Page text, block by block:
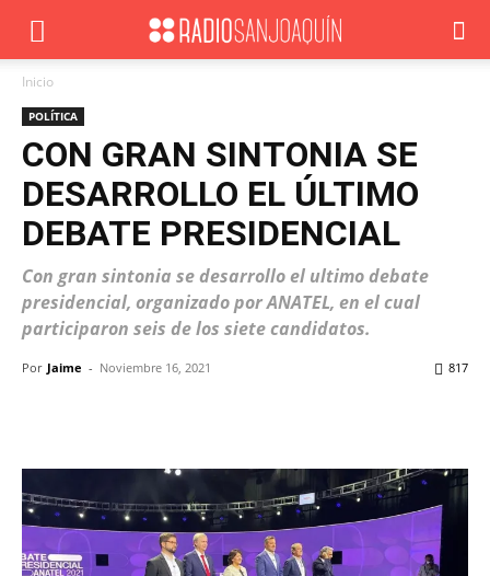
Inicio
POLÍTICA
CON GRAN SINTONIA SE
DESARROLLO EL ÚLTIMO
DEBATE PRESIDENCIAL
Con gran sintonia se desarrollo el ultimo debate
presidencial, organizado por ANATEL, en el cual
participaron seis de los siete candidatos.
Por Jaime - Noviembre 16, 2021 817